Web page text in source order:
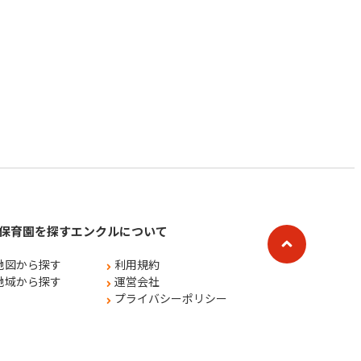
育園を探す
図から探す
域から探す
エンクルについて
利用規約
運営会社
プライバシーポリシー